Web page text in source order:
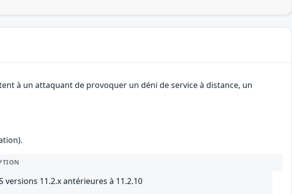
à un attaquant de provoquer un déni de service à distance, un
versions 11.2.x antérieures à 11.2.10